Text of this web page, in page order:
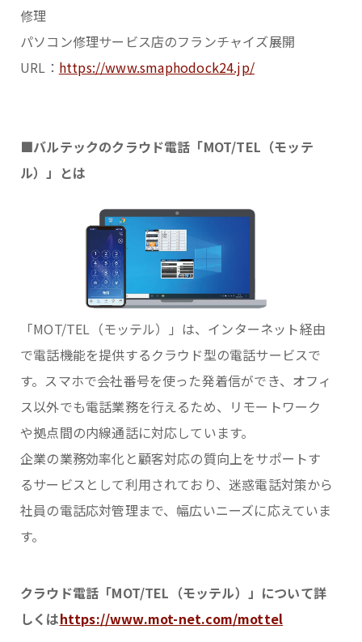
修理
パソコン修理サービス店のフランチャイズ展開
URL： https://www.smaphodock24.jp/
■バルテックのクラウド電話「MOT/TEL（モッテ
ル）」とは
「MOT/TEL（モッテル）」は、インターネット経由
で電話機能を提供するクラウド型の電話サービスで
す。スマホで会社番号を使った発着信ができ、オフィ
ス以外でも電話業務を行えるため、リモートワーク
や拠点間の内線通話に対応しています。
企業の業務効率化と顧客対応の質向上をサポートす
るサービスとして利用されており、迷惑電話対策から
社員の電話応対管理まで、幅広いニーズに応えていま
す。
クラウド電話「MOT/TEL（モッテル）」について詳
しくはhttps://www.mot-net.com/mottel